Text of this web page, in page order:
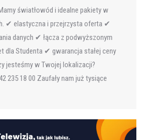
światłowód i idealne pakiety w
✔ elastyczna i przejrzysta oferta ✔
danych ✔ łącza z podwyższonym
dla Studenta ✔ gwarancja stałej ceny
jesteśmy w Twojej lokalizacji?
235 18 00 Zaufały nam już tysiące